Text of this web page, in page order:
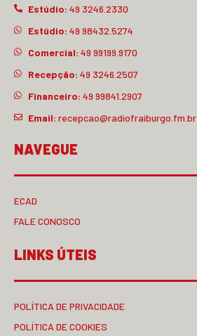
Estúdio: 49 3246.2330
Estúdio: 49 98432.5274
Comercial: 49 99199.9170
Recepção: 49 3246.2507
Financeiro: 49 99841.2907
Email: recepcao@radiofraiburgo.fm.br
NAVEGUE
ECAD
FALE CONOSCO
LINKS ÚTEIS
POLÍTICA DE PRIVACIDADE
POLÍTICA DE COOKIES